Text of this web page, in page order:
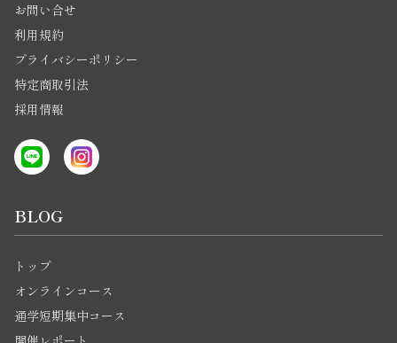
お問い合せ
利用規約
プライバシーポリシー
特定商取引法
採用情報
BLOG
トップ
オンラインコース
通学短期集中コース